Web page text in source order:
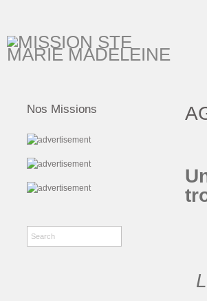
Nos Missions